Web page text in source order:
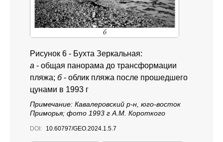
Рисунок 6 - Бухта Зеркальная:
а - общая панорама до трансформации
пляжа; б- облик пляжа после прошедшего
цунами в 1993 г
Примечание: Кавалеровский р-н, юго-восток
Приморья; фото 1993 г А.М. Короткого
DOI: 10.60797/GEO.2024.1.5.7